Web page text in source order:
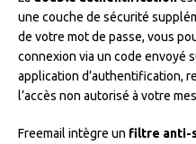
une couche de sécurité
de votre mot de passe, vous
connexion via un code envoyé
application d’authentification,
l’accès non autorisé à votre
Freemail intègre un filtre anti-